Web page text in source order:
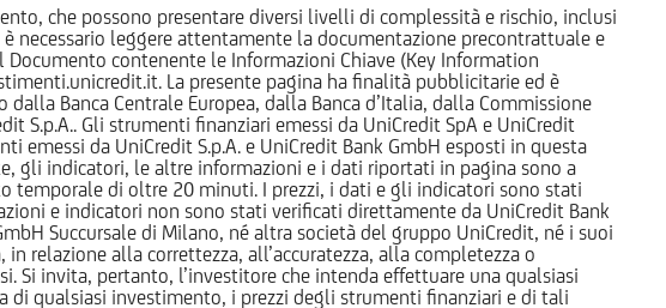
che possono presentare diversi livelli di complessità e rischio, inclusi
leggere attentamente la documentazione precontrattuale e
contenente le Informazioni Chiave (Key Information
La presente pagina ha finalità pubblicitarie ed è
Banca Centrale Europea, dalla Banca d’Italia, dalla Commissione
S.p.A.. Gli strumenti finanziari emessi da UniCredit SpA e UniCredit
emessi da UniCredit S.p.A. e UniCredit Bank GmbH esposti in questa
gli indicatori, le altre informazioni e i dati riportati in pagina sono a
temporale di oltre 20 minuti. I prezzi, i dati e gli indicatori sono stati
e indicatori non sono stati verificati direttamente da UniCredit Bank
Succursale di Milano, né altra società del gruppo UniCredit, né i suoi
relazione alla correttezza, all’accuratezza, alla completezza o
invita, pertanto, l’investitore che intenda effettuare una qualsiasi
qualsiasi investimento, i prezzi degli strumenti finanziari e di tali